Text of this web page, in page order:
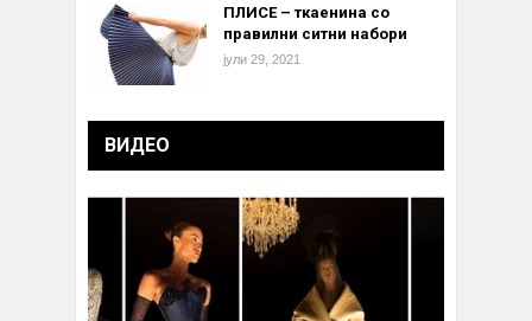
ПЛИСЕ – ткаенина со
правилни ситни набори
јули 29, 2021
ВИДЕО